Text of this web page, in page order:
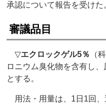
承認について報告を受けた
審議品目
▽エクロックゲル5％
（
ロニウム臭化物を含有し
とする。
用法・用量は、1日1回、